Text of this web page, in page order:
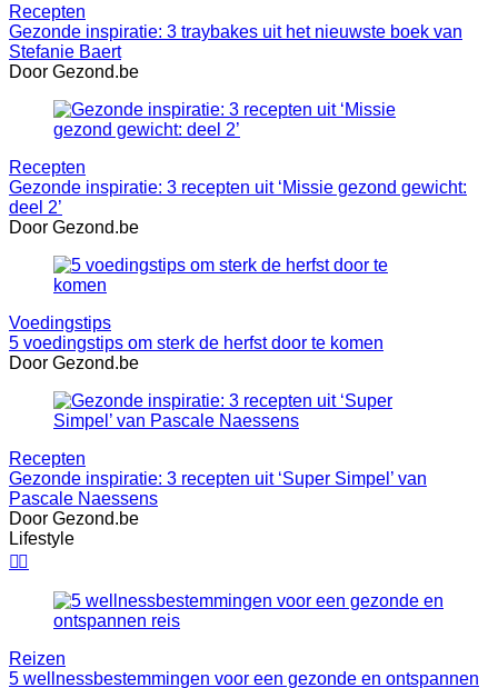
Recepten
Gezonde inspiratie: 3 traybakes uit het nieuwste boek van
Stefanie Baert
Door Gezond.be
Recepten
Gezonde inspiratie: 3 recepten uit ‘Missie gezond gewicht:
deel 2’
Door Gezond.be
Voedingstips
5 voedingstips om sterk de herfst door te komen
Door Gezond.be
Recepten
Gezonde inspiratie: 3 recepten uit ‘Super Simpel’ van
Pascale Naessens
Door Gezond.be
Lifestyle

Reizen
5 wellnessbestemmingen voor een gezonde en ontspannen